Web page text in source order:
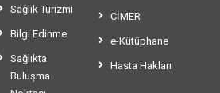
Sağlık Turizmi
Bilgi Edinme
Sağlıkta
Buluşma
CİMER
e-Kütüphane
Hasta Hakları